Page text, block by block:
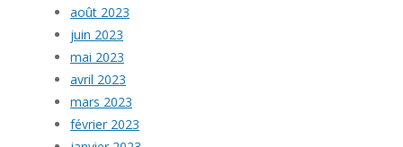
août 2023
juin 2023
mai 2023
avril 2023
mars 2023
février 2023